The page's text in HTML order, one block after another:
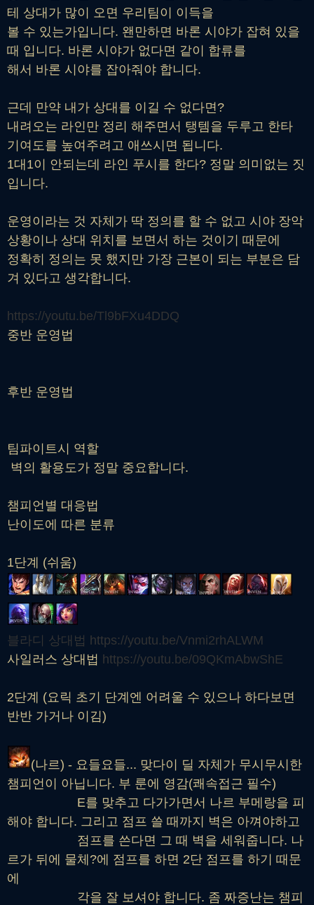
테 상대가 많이 오면 우리팀이 이득을
볼 수 있는가입니다. 왠만하면 바론 시야가 잡혀 있을
때 입니다. 바론 시야가 없다면 같이 합류를
해서 바론 시야를 잡아줘야 합니다.
근데 만약 내가 상대를 이길 수 없다면?
내려오는 라인만 정리 해주면서 탱템을 두루고 한타
기여도를 높여주려고 애쓰시면 됩니다.
1대1이 안되는데 라인 푸시를 한다? 정말 의미없는 짓
입니다.
운영이라는 것 자체가 딱 정의를 할 수 없고 시야 장악
상황이나 상대 위치를 보면서 하는 것이기 때문에
정확히 정의는 못 했지만 가장 근본이 되는 부분은 담
겨 있다고 생각합니다.
https://youtu.be/Tl9bFXu4DDQ
중반 운영법
후반 운영법
팀파이트시 역할
벽의 활용도가 정말 중요합니다.
챔피언별 대응법
난이도에 따른 분류
1단계 (쉬움)
블라디 상대법 https://youtu.be/Vnmi2rhALWM
사일러스 상대법 https://youtu.be/09QKmAbwShE
2단계 (요릭 초기 단계엔 어려울 수 있으나 하다보면
반반 가거나 이김)
(나르) - 요들요들... 맞다이 딜 자체가 무시무시한
챔피언이 아닙니다. 부 룬에 영감(쾌속접근 필수)
E를 맞추고 다가가면서 나르 부메랑을 피
해야 합니다. 그리고 점프 쓸 때까지 벽은 아껴야하고
점프를 쓴다면 그 때 벽을 세워줍니다. 나
르가 뒤에 물체?에 점프를 하면 2단 점프를 하기 때문
에
각을 잘 보셔야 합니다. 좀 짜증난는 챔피